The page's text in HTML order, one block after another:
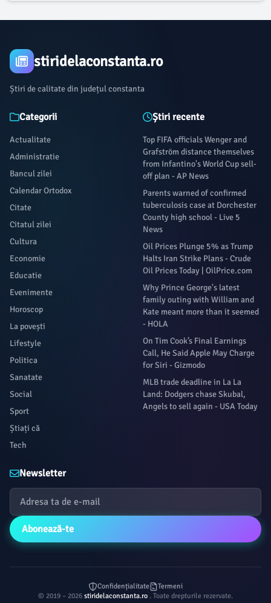
stiridelaconstanta.ro
Știri de calitate din județul constanta
Categorii
Actualitate
Administratie
Bancul zilei
Calendar Ortodox
Citate
Citatul zilei
Cultura
Economie
Educatie
Evenimente
Horoscop
La povești
Lifestyle
Politica
Sanatate
Social
Sport
Știați că
Tech
Știri recente
Top FIFA officials Wenger and
Grafström distance themselves
from Infantino's World Cup sell-
off plan - AP News
Parents warned of confirmed
tuberculosis case at Dorchester
County high school - Live 5
News
Oil Prices Plunge 5% as Trump
Halts Iran Strike Plans - Crude
Oil Prices Today | OilPrice.com
Why Prince George's latest
family outing with William and
Kate meant more than it seemed
- HOLA
On Tim Cook’s Final Earnings
Call, He Said Apple May Charge
for Siri - Gizmodo
MLB trade deadline in La La
Land: Dodgers chase Skubal,
Angels to sell again - USA Today
Newsletter
Abonează-te
Confidențialitate
Termeni
© 2019 – 2026 stiridelaconstanta.ro . Toate drepturile rezervate.